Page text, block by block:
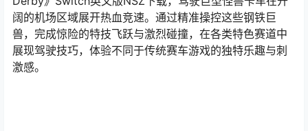
阔的机场区域展开热血竞速。通过精准操控这些钢铁巨
兽，完成惊险的特技飞跃与激烈碰撞，在各类特色赛道中
展现驾驶技巧，体验不同于传统赛车游戏的独特乐趣与刺
激感。